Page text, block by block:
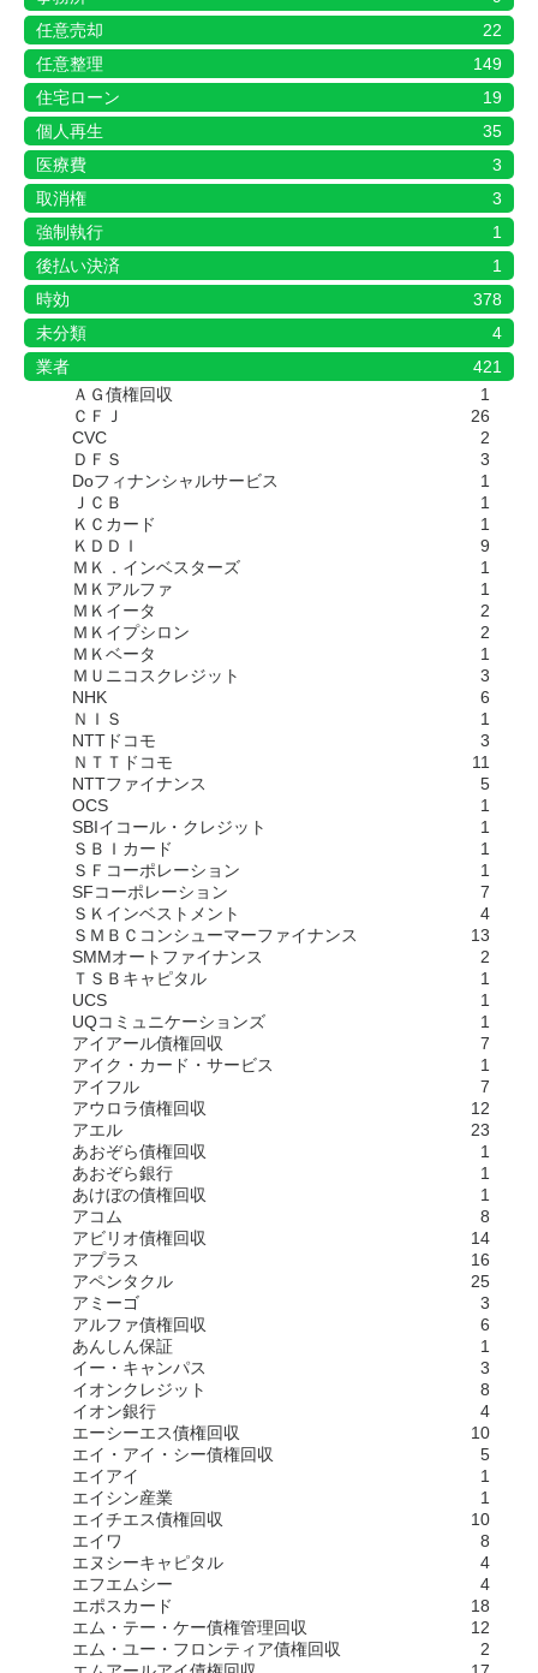
任意売却
22
任意整理
149
住宅ローン
19
個人再生
35
医療費
3
取消権
3
強制執行
1
後払い決済
1
時効
378
未分類
4
業者
421
ＡＧ債権回収
1
ＣＦＪ
26
CVC
2
ＤＦＳ
3
Doフィナンシャルサービス
1
ＪＣＢ
1
ＫＣカード
1
ＫＤＤＩ
9
ＭＫ．インベスターズ
1
ＭＫアルファ
1
ＭＫイータ
2
ＭＫイプシロン
2
ＭＫベータ
1
ＭＵニコスクレジット
3
NHK
6
ＮＩＳ
1
NTTドコモ
3
ＮＴＴドコモ
11
NTTファイナンス
5
OCS
1
SBIイコール・クレジット
1
ＳＢＩカード
1
ＳＦコーポレーション
1
SFコーポレーション
7
ＳＫインベストメント
4
ＳＭＢＣコンシューマーファイナンス
13
SMMオートファイナンス
2
ＴＳＢキャピタル
1
UCS
1
UQコミュニケーションズ
1
アイアール債権回収
7
アイク・カード・サービス
1
アイフル
7
アウロラ債権回収
12
アエル
23
あおぞら債権回収
1
あおぞら銀行
1
あけぼの債権回収
1
アコム
8
アビリオ債権回収
14
アプラス
16
アペンタクル
25
アミーゴ
3
アルファ債権回収
6
あんしん保証
1
イー・キャンパス
3
イオンクレジット
8
イオン銀行
4
エーシーエス債権回収
10
エイ・アイ・シー債権回収
5
エイアイ
1
エイシン産業
1
エイチエス債権回収
10
エイワ
8
エヌシーキャピタル
4
エフエムシー
4
エポスカード
18
エム・テー・ケー債権管理回収
12
エム・ユー・フロンティア債権回収
2